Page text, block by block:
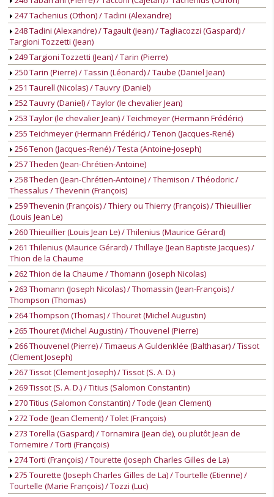
247 Tachenius (Othon) / Tadini (Alexandre)
248 Tadini (Alexandre) / Tagault (Jean) / Tagliacozzi (Gaspard) /
Targioni Tozzetti (Jean)
249 Targioni Tozzetti (Jean) / Tarin (Pierre)
250 Tarin (Pierre) / Tassin (Léonard) / Taube (Daniel Jean)
251 Taurell (Nicolas) / Tauvry (Daniel)
252 Tauvry (Daniel) / Taylor (le chevalier Jean)
253 Taylor (le chevalier Jean) / Teichmeyer (Hermann Frédéric)
255 Teichmeyer (Hermann Frédéric) / Tenon (Jacques-René)
256 Tenon (Jacques-René) / Testa (Antoine-Joseph)
257 Theden (Jean-Chrétien-Antoine)
258 Theden (Jean-Chrétien-Antoine) / Themison / Théodoric /
Thessalus / Thevenin (François)
259 Thevenin (François) / Thiery ou Thierry (François) / Thieuillier
(Louis Jean Le)
260 Thieuillier (Louis Jean Le) / Thilenius (Maurice Gérard)
261 Thilenius (Maurice Gérard) / Thillaye (Jean Baptiste Jacques) /
Thion de la Chaume
262 Thion de la Chaume / Thomann (Joseph Nicolas)
263 Thomann (Joseph Nicolas) / Thomassin (Jean-François) /
Thompson (Thomas)
264 Thompson (Thomas) / Thouret (Michel Augustin)
265 Thouret (Michel Augustin) / Thouvenel (Pierre)
266 Thouvenel (Pierre) / Timaeus A Guldenklée (Balthasar) / Tissot
(Clement Joseph)
267 Tissot (Clement Joseph) / Tissot (S. A. D.)
269 Tissot (S. A. D.) / Titius (Salomon Constantin)
270 Titius (Salomon Constantin) / Tode (Jean Clement)
272 Tode (Jean Clement) / Tolet (François)
273 Torella (Gaspard) / Tornamira (Jean de), ou plutôt Jean de
Tornemire / Torti (François)
274 Torti (François) / Tourette (Joseph Charles Gilles de La)
275 Tourette (Joseph Charles Gilles de La) / Tourtelle (Etienne) /
Tourtelle (Marie François) / Tozzi (Luc)